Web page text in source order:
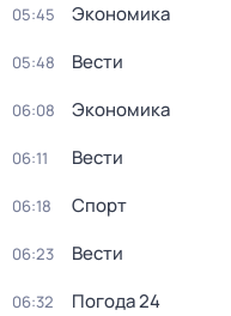
05:45 Экономика
05:48 Вести
06:08 Экономика
06:11 Вести
06:18 Спорт
06:23 Вести
06:32 Погода 24